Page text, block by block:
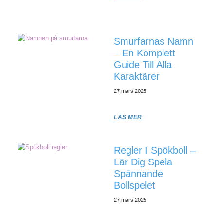
Smurfarnas Namn
– En Komplett
Guide Till Alla
Karaktärer
27 mars 2025
LÄS MER
Regler I Spökboll –
Lär Dig Spela
Spännande
Bollspelet
27 mars 2025